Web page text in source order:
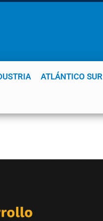
ATLÁNTICO SUR